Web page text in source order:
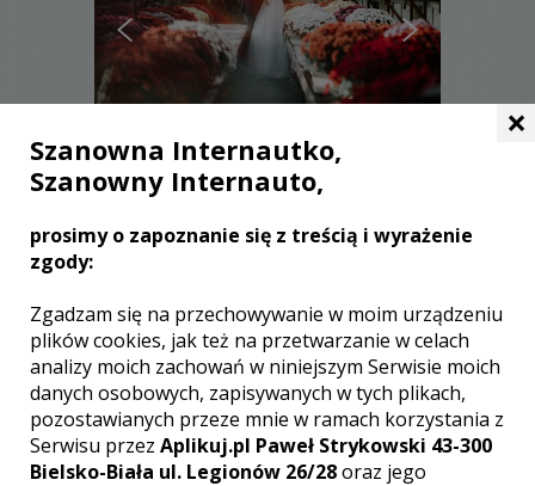
Stanisław - Opole
5900 zł/ sesja
Fotograf z wieloma pomysłami i
świetnym okiem do wychwycania
pięknych emocji podczas reportażu.
×
Szanowna Internautko,
Szanowny Internauto,
prosimy o zapoznanie się z treścią i wyrażenie
zgody:
Zgadzam się na przechowywanie w moim urządzeniu
plików cookies, jak też na przetwarzanie w celach
analizy moich zachowań w niniejszym Serwisie moich
danych osobowych, zapisywanych w tych plikach,
pozostawianych przeze mnie w ramach korzystania z
Serwisu przez Aplikuj.pl Paweł Strykowski 43-300
Bielsko-Biała ul. Legionów 26/28oraz jego